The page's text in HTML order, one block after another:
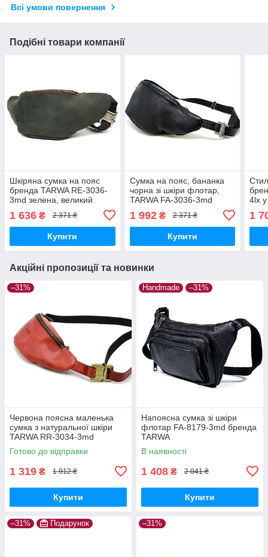
Всі умови повернення
Подібні товари компанії
Шкіряна сумка на пояс
бренда TARWA RE-3036-
3md зелена, великий
1 636 ₴ 2 371 ₴
Купити
Сумка на пояс, бананка
чорна зі шкіри флотар,
TARWA FA-3036-3md
1 992₴ 2 371 ₴
Купити
4lx у
1
Акційні пропозиції та новинки
–31%
Червона поясна маленька
сумка з натуральної шкіри
TARWA RR-3034-3md
Готово до відправки
1 319 ₴ 1 912 ₴
Купити
Handmade –31%
Напоясна сумка зі шкіри
флотар FA-8179-3md бренда
TARWA
В наявності
1 408 ₴ 2 041 ₴
Купити
–31% Подарунок –31%